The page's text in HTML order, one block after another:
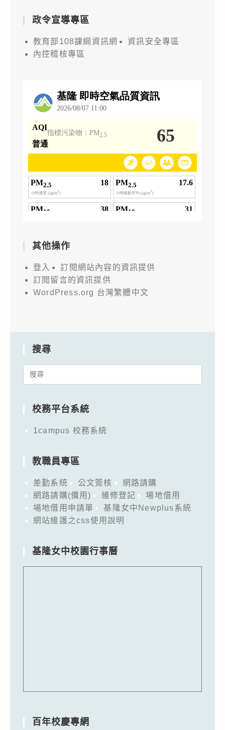
政令宣導專區
教育部108課綱資訊網
資訊安全專區
內控稽核專區
其他操作
登入
訂閱網站內容的資訊提供
訂閱留言的資訊提供
WordPress.org 台灣繁體中文
搜尋
Search
校務平台系統
1campus 校務系統
教職員專區
差勤系統 公文簽核
網路請購
網路請購(備用)
維修登記
場地借用
場地借用申請單
基隆女中Newplus系統
網站維護之css使用說明
基隆女中校園行事曆
百年校慶專網